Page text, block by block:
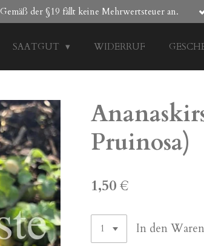
Gemäß der §19 fällt keine Mehrwertsteuer an.
SAATGUT WIDERRUF
Pruinosa)
1,50 €
In den